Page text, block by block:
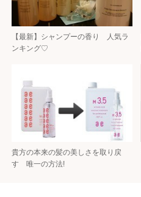
【最新】シャンプーの香り 人気ラ
ンキング♡
貴方の本来の髪の美しさを取り戻
す 唯一の方法!